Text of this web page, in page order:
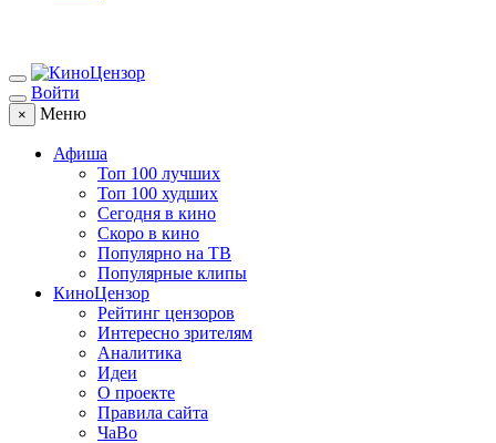
Войти
× Меню
Афиша
Топ 100 лучших
Топ 100 худших
Сегодня в кино
Скоро в кино
Популярно на ТВ
Популярные клипы
КиноЦензор
Рейтинг цензоров
Интересно зрителям
Аналитика
Идеи
О проекте
Правила сайта
ЧаВо